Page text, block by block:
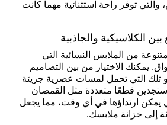
والتي توفر راحة استثنائية مهما كانت
الكلاسيكية والجاذبية
من الملابس النسائية التي
يمكنك الاختيار من بين التصاميم
تلك التي تحمل لمسات عصرية جريئة
قطعًا متعددة مثل القمصان
يمكن ارتداؤها في أي وقت، مما يجعل
إلى خزانة ملابسك.